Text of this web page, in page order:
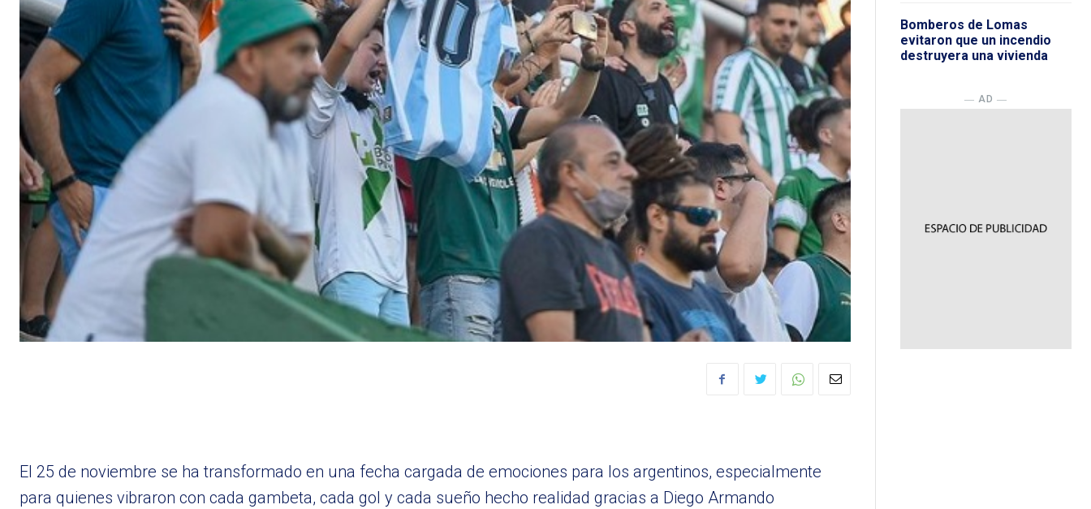
El 25 de noviembre se ha transformado en una fecha cargada de emociones para los argentinos, especialmente
para quienes vibraron con cada gambeta, cada gol y cada sueño hecho realidad gracias a Diego Armando
Bomberos de Lomas
evitaron que un incendio
destruyera una vivienda
― AD ―